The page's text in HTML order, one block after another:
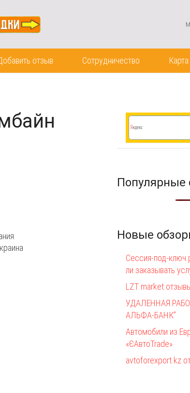
отзыв Сотрудничество
Популярные
Новые
Сессия-под-
ли заказывать
LZT market
УДАЛЕННАЯ
АЛЬФА-БАНК”
Автомобили из
«ЄАвтоTrаde»
avtoforexport.kz